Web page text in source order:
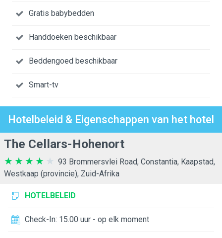
Gratis babybedden
Handdoeken beschikbaar
Beddengoed beschikbaar
Smart-tv
Hotelbeleid & Eigenschappen van het hotel
The Cellars-Hohenort
93 Brommersvlei Road, Constantia, Kaapstad,
Westkaap (provincie), Zuid-Afrika
HOTELBELEID
Check-In: 15.00 uur - op elk moment